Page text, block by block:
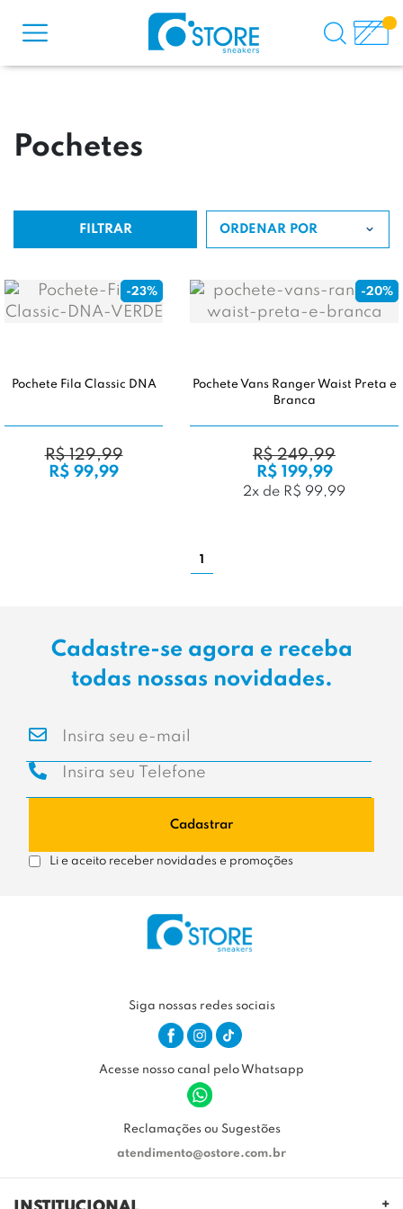
Pochetes
FILTRAR ORDENAR POR
-23%
Pochete Fila Classic DNA
R$ 129,99
R$ 99,99
-20%
Pochete Vans Ranger Waist Preta e
Branca
R$ 249,99
R$ 199,99
2x de R$ 99,99
1
Cadastre-se agora e receba
todas nossas novidades.
Cadastrar
Li e aceito receber novidades e promoções
Siga nossas redes sociais
Acesse nosso canal pelo Whatsapp
Reclamações ou Sugestões
atendimento@ostore.com.br